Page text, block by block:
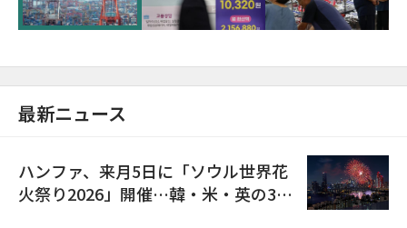
最新ニュース
ハンファ、来月5日に「ソウル世界花
火祭り2026」開催…韓・米・英の3カ